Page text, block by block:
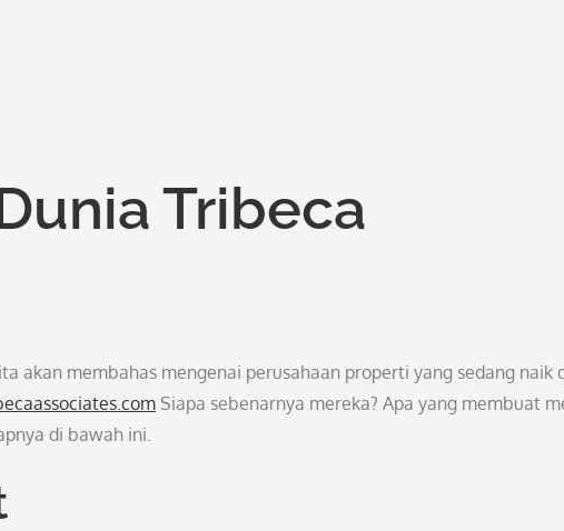
Tribeca
akan membahas mengenai perusahaan properti yang sedang naik
Siapa sebenarnya mereka? Apa yang membuat
di bawah ini.